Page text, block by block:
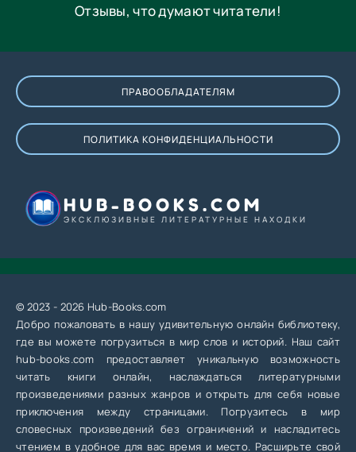
Отзывы, что думают читатели!
ПРАВООБЛАДАТЕЛЯМ
ПОЛИТИКА КОНФИДЕНЦИАЛЬНОСТИ
HUB-BOOKS.COM
ЭКСКЛЮЗИВНЫЕ ЛИТЕРАТУРНЫЕ НАХОДКИ
© 2023 - 2026 Hub-Books.com
Добро пожаловать в нашу удивительную онлайн библиотеку,
где вы можете погрузиться в мир слов и историй. Наш сайт
hub-books.com предоставляет уникальную возможность
читать книги онлайн, наслаждаться литературными
произведениями разных жанров и открыть для себя новые
приключения между страницами. Погрузитесь в мир
словесных произведений без ограничений и насладитесь
чтением в удобное для вас время и место. Расширьте свой